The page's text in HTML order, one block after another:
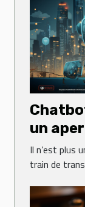
un
Il n’est plus
train de